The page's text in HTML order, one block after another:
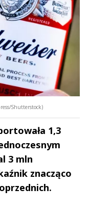
Shutterstock)
1,3
3 mln
znacząco